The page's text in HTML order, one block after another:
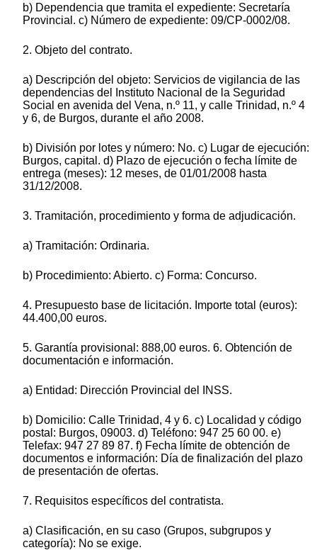
b) Dependencia que tramita el expediente: Secretaría
Provincial. c) Número de expediente: 09/CP-0002/08.
2. Objeto del contrato.
a) Descripción del objeto: Servicios de vigilancia de las
dependencias del Instituto Nacional de la Seguridad
Social en avenida del Vena, n.º 11, y calle Trinidad, n.º 4
y 6, de Burgos, durante el año 2008.
b) División por lotes y número: No. c) Lugar de ejecución:
Burgos, capital. d) Plazo de ejecución o fecha límite de
entrega (meses): 12 meses, de 01/01/2008 hasta
31/12/2008.
3. Tramitación, procedimiento y forma de adjudicación.
a) Tramitación: Ordinaria.
b) Procedimiento: Abierto. c) Forma: Concurso.
4. Presupuesto base de licitación. Importe total (euros):
44.400,00 euros.
5. Garantía provisional: 888,00 euros. 6. Obtención de
documentación e información.
a) Entidad: Dirección Provincial del INSS.
b) Domicilio: Calle Trinidad, 4 y 6. c) Localidad y código
postal: Burgos, 09003. d) Teléfono: 947 25 60 00. e)
Telefax: 947 27 89 87. f) Fecha límite de obtención de
documentos e información: Día de finalización del plazo
de presentación de ofertas.
7. Requisitos específicos del contratista.
a) Clasificación, en su caso (Grupos, subgrupos y
categoría): No se exige.